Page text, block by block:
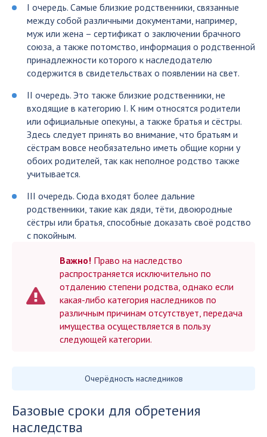
I очередь. Самые близкие родственники, связанные
между собой различными документами, например,
муж или жена – сертификат о заключении брачного
союза, а также потомство, информация о родственной
принадлежности которого к наследодателю
содержится в свидетельствах о появлении на свет.
II очередь. Это также близкие родственники, не
входящие в категорию I. К ним относятся родители
или официальные опекуны, а также братья и сёстры.
Здесь следует принять во внимание, что братьям и
сёстрам вовсе необязательно иметь общие корни у
обоих родителей, так как неполное родство также
учитывается.
III очередь. Сюда входят более дальние
родственники, такие как дяди, тёти, двоюродные
сёстры или братья, способные доказать своё родство
с покойным.
Важно! Право на наследство
распространяется исключительно по
отдалению степени родства, однако если
какая-либо категория наследников по
различным причинам отсутствует, передача
имущества осуществляется в пользу
следующей категории.
Очерёдность наследников
Базовые сроки для обретения
наследства